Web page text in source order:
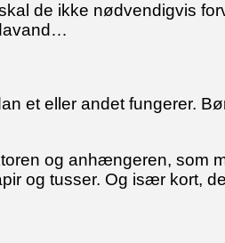
de ikke nødvendigvis
et eller andet fungerer.
og anhængeren, som
og tusser. Og især kort,